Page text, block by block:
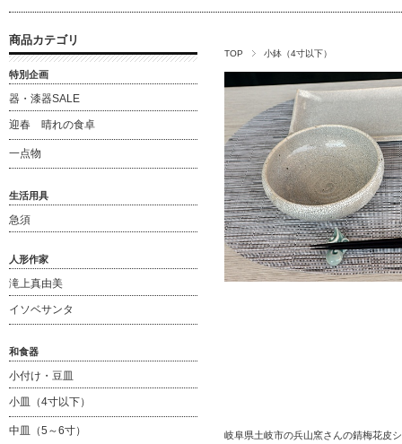
TOP 小鉢（4寸以下）
岐阜県土岐市の兵山窯さんの錆梅花皮
商品カテゴリ
特別企画
器・漆器SALE
迎春 晴れの食卓
一点物
生活用具
急須
人形作家
滝上真由美
イソベサンタ
和食器
小付け・豆皿
小皿（4寸以下）
中皿（5～6寸）